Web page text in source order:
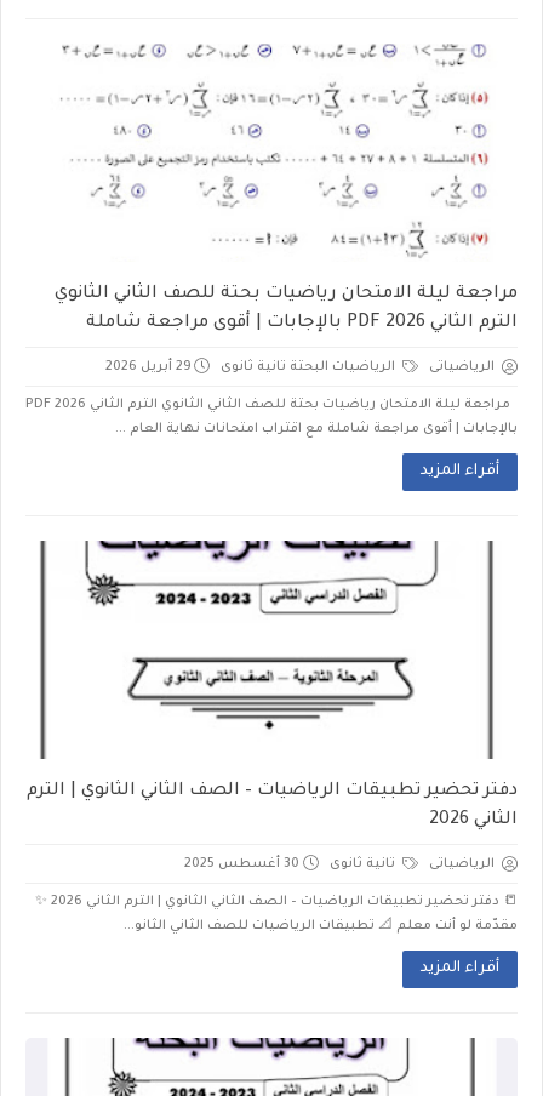
مراجعة ليلة الامتحان رياضيات بحتة للصف الثاني الثانوي
الترم الثاني 2026 PDF بالإجابات | أقوى مراجعة شاملة
الرياضياتى الرياضيات البحتة تانية ثانوى 29 أبريل 2026
مراجعة ليلة الامتحان رياضيات بحتة للصف الثاني الثانوي الترم الثاني 2026 PDF
بالإجابات | أقوى مراجعة شاملة مع اقتراب امتحانات نهاية العام ...
أقراء المزيد
دفتر تحضير تطبيقات الرياضيات – الصف الثاني الثانوي | الترم
الثاني 2026
الرياضياتى تانية ثانوى 30 أغسطس 2025
📒 دفتر تحضير تطبيقات الرياضيات – الصف الثاني الثانوي | الترم الثاني 2026 ✨
مقدّمة لو أنت معلم 📐 تطبيقات الرياضيات للصف الثاني الثانو...
أقراء المزيد